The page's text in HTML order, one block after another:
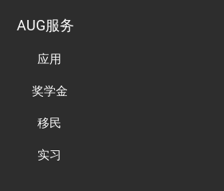
AUG服务
应用
奖学金
移民
实习